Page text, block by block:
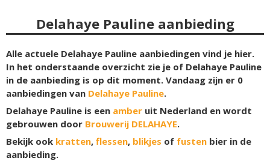
Delahaye Pauline aanbieding
Alle actuele Delahaye Pauline aanbiedingen vind je hier.
In het onderstaande overzicht zie je of Delahaye Pauline
in de aanbieding is op dit moment. Vandaag zijn er 0
aanbiedingen van Delahaye Pauline.
Delahaye Pauline is een amber uit Nederland en wordt
gebrouwen door Brouwerij DELAHAYE.
Bekijk ook kratten, flessen, blikjes of fusten bier in de
aanbieding.